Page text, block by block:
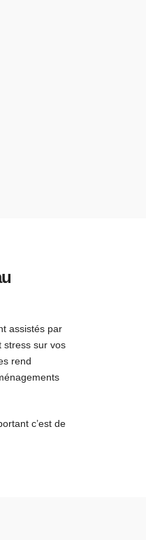
assistés par
stress sur vos
rend
c’est de